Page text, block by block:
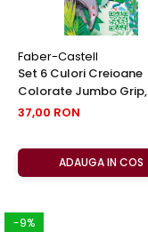
Faber-Castell
Set 6 Culori Creioane
Colorate Jumbo Grip,
Faber-Castell
37,00 RON
ADAUGA IN COS
-9%